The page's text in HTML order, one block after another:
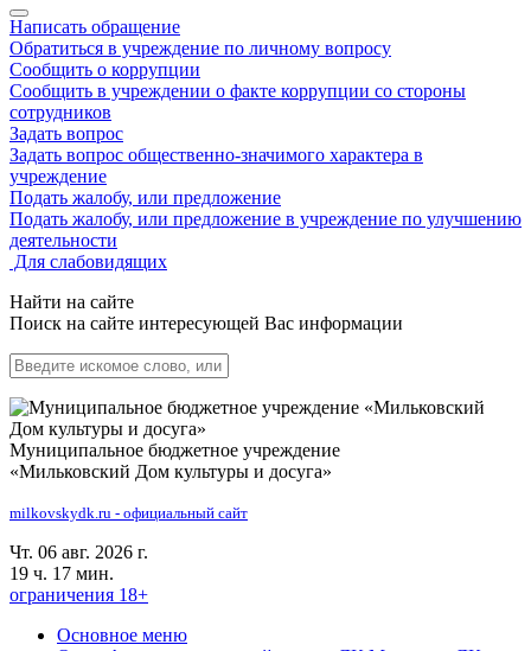
Написать обращение
Обратиться в учреждение по личному вопросу
Сообщить о коррупции
Сообщить в учреждении о факте коррупции со стороны
сотрудников
Задать вопрос
Задать вопрос общественно-значимого характера в
учреждение
Подать жалобу, или предложение
Подать жалобу, или предложение в учреждение по улучшению
деятельности
Для слабовидящих
Найти на сайте
Поиск на сайте интересующей Вас информации
Муниципальное бюджетное учреждение
«Мильковский Дом культуры и досуга»
milkovskydk.ru - официальный сайт
Чт. 06 авг. 2026 г.
19 ч. 17 мин.
ограничения 18+
Основное меню